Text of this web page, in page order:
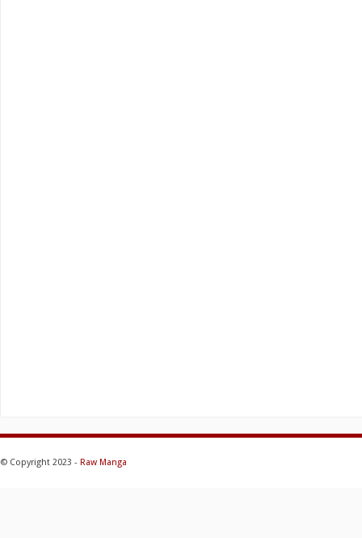
© Copyright 2023 - Raw Manga